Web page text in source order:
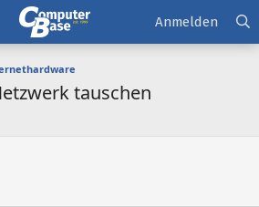
Anmelden
tauschen